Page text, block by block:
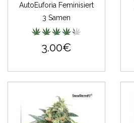
AutoEuforia Feminisiert
3 Samen
3.00€